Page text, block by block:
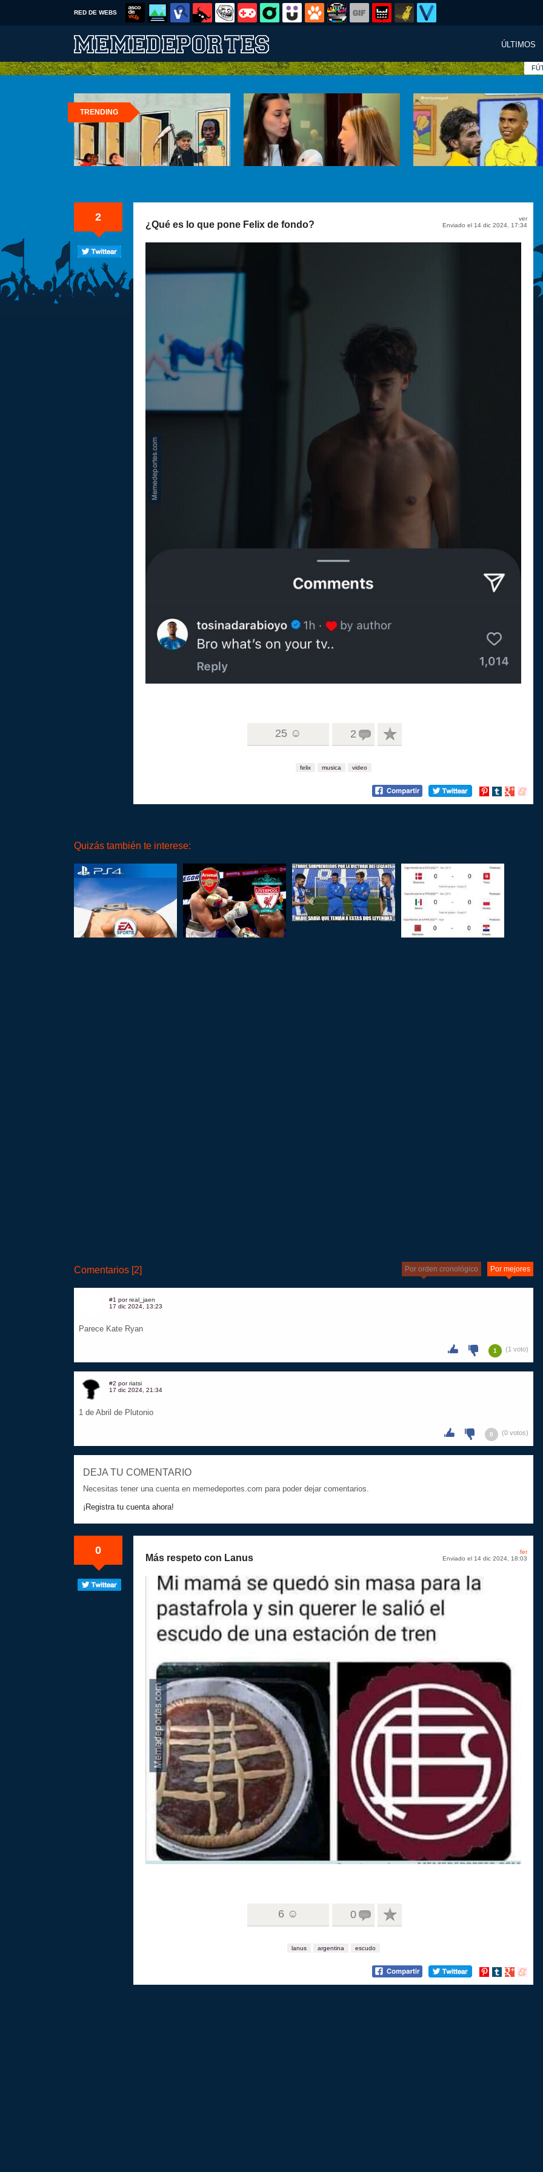
RED DE WEBS
ÚLTIMOS
TRENDING
2
ver
Enviado el 14 dic 2024, 17:34
¿Qué es lo que pone Felix de fondo?
25 ☺ 2
felix musica video
Compartir
Compartir
Compartir
Quizás también te interese:
Comentarios [2] Por mejores
Por orden cronológico
#1 porreal_jaen
17 dic 2024, 13:23
Parece Kate Ryan
1 (1 voto)
#2 porriatsi
17 dic 2024, 21:34
1 de Abril de Plutonio
0 (0 votos)
DEJA TU COMENTARIO
Necesitas tener una cuenta en memedeportes.com para poder dejar comentarios.
¡Registra tu cuenta ahora!
0
fer
Enviado el 14 dic 2024, 18:03
Más respeto con Lanus
6 ☺ 0
lanus argentina escudo
Compartir
Compartir
Compartir